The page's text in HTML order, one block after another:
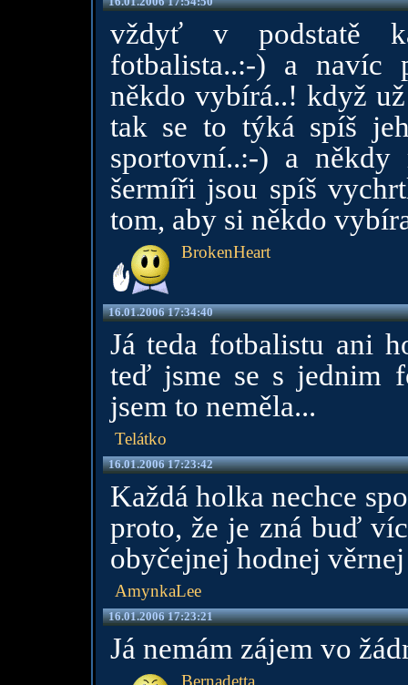
vždyť v podstatě
fotbalista..:-) a navíc
někdo vybírá..! když
tak se to týká spíš
sportovní..:-) a
šermíři jsou spíš
tom, aby si někdo
BrokenHeart
16.01.2006 17:34:40
Já teda fotbalistu ani
teď jsme se s jednim
jsem to neměla...
Telátko
16.01.2006 17:23:42
Každá holka nechce
proto, že je zná buď
obyčejnej hodnej
AmynkaLee
16.01.2006 17:23:21
Já nemám zájem vo
Bernadetta